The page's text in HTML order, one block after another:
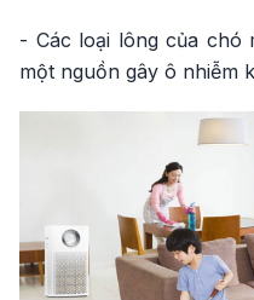
- Các loại lông của chó
một nguồn gây ô nhiễm